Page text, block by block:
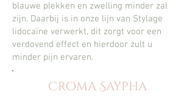
blauwe plekken en zwelling minder zal
zijn. Daarbij is in onze lijn van Stylage
lidocaïne verwerkt, dit zorgt voor een
verdovend effect en hierdoor zult u
minder pijn ervaren.
Croma Saypha